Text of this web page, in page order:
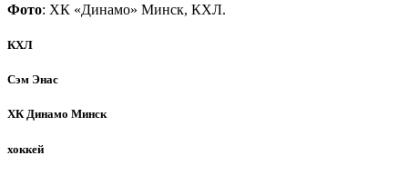
Фото: ХК «Динамо» Минск, КХЛ.
КХЛ
Сэм Энас
ХК Динамо Минск
хоккей